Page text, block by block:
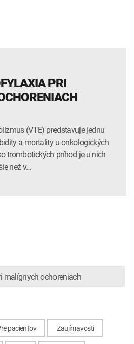
PRI
(VTE) predstavuje jednu
a mortality u onkologických
trombotických príhod je u nich
než v…
malígnych ochoreniach
pacientov Zaujímavosti